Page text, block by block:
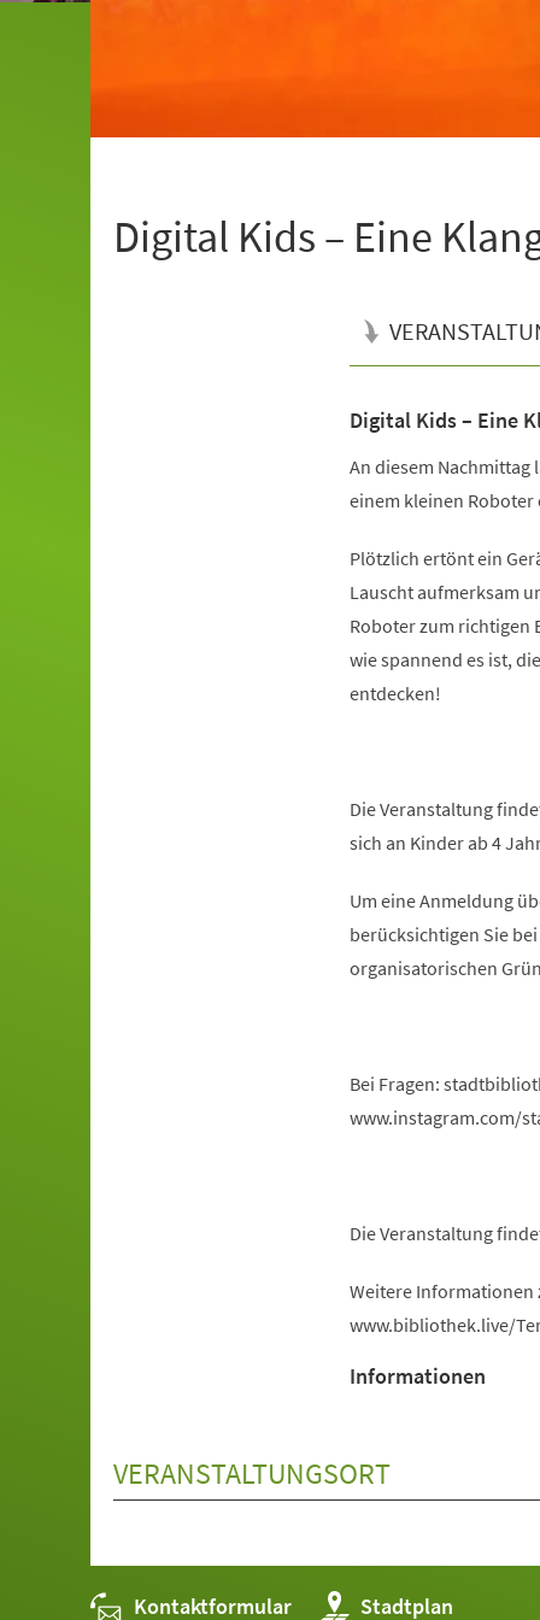
Digital Kids – Eine
Digital Kids – Eine
An diesem Nachmittag
einem kleinen Roboter
Plötzlich ertönt ein
Lauscht aufmerksam
Roboter zum richtigen
wie spannend es ist,
entdecken!
Die Veranstaltung
sich an Kinder ab 4
Um eine Anmeldung
berücksichtigen Sie
organisatorischen
Bei Fragen:
www.instagram.com/
Die Veranstaltung
Weitere Informationen
www.bibliothek.live/
Informationen
VERANSTALTUNGSORT
Kontaktformular Stadtplan
(Öffnet